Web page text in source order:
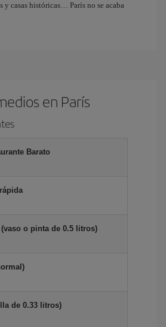
y casas históricas… París no se acaba
en París
Barato
o pinta de 0.5 litros)
de 0.33 litros)